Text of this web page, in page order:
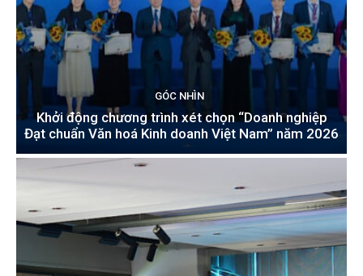
GÓC NHÌN
Khởi động chương trình xét chọn “Doanh nghiệp
Đạt chuẩn Văn hoá Kinh doanh Việt Nam” năm 2026